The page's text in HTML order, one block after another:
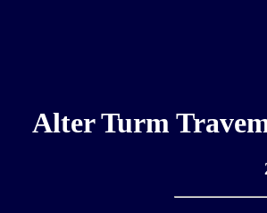
Alter Turm